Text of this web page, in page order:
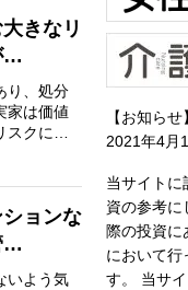
きなリ
…
り、処分
家は価値
クにつ
ョンな
…
いよう気
【お知らせ】
2021年4月
当サイトに
資の参考に
際の投資に
において行
す。 当サ